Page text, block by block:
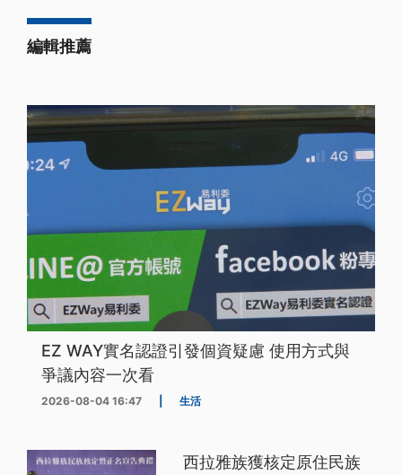
編輯推薦
EZ WAY實名認證引發個資疑慮 使用方式與
爭議內容一次看
2026-08-04 16:47 生活
西拉雅族獲核定原住民族